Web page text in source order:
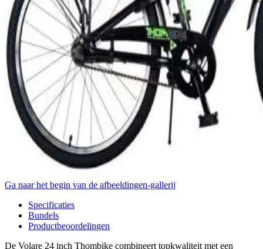
Ga naar het begin van de afbeeldingen-gallerij
Specificaties
Bundels
Productbeoordelingen
De Volare 24 inch Thombike combineert topkwaliteit met een